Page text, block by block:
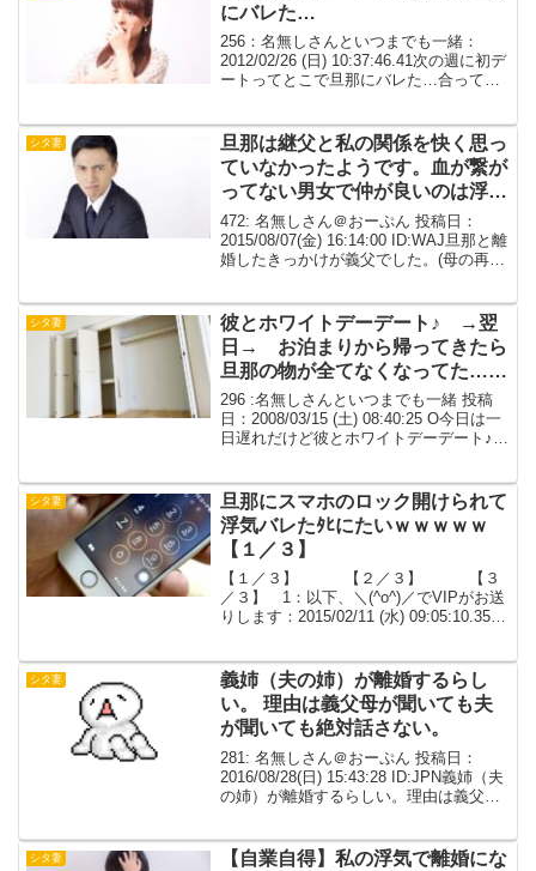
にバレた…
256：名無しさんといつまでも一緒：
2012/02/26 (日) 10:37:46.41次の週に初デ
ートってとこで旦那にバレた…合ってい
る…なんであんな男を好きになったの...
シタ妻
旦那は継父と私の関係を快く思っ
ていなかったようです。血が繋が
ってない男女で仲が良いのは浮気
と一緒らしい。
472: 名無しさん＠おーぷん 投稿日：
2015/08/07(金) 16:14:00 ID:WAJ旦那と離
婚したきっかけが義父でした。(母の再婚
かせていただきます。義...
シタ妻
彼とホワイトデーデート♪ →翌
日→ お泊まりから帰ってきたら
旦那の物が全てなくなってた…
【ワロタ】
296 :名無しさんといつまでも一緒 投稿
日：2008/03/15 (土) 08:40:25 O今日は一
日遅れだけど彼とホワイトデーデート♪旦
でも一緒 sage ...
シタ妻
旦那にスマホのロック開けられて
浮気バレたﾀﾋにたいｗｗｗｗｗ
【１／３】
【１／３】 【２／３】 【３
／３】 1：以下、＼(^o^)／でVIPがお送
りします：2015/02/11 (水) 09:05:10.35
ルで吐き...
シタ妻
義姉（夫の姉）が離婚するらし
い。 理由は義父母が聞いても夫
が聞いても絶対話さない。
281: 名無しさん＠おーぷん 投稿日：
2016/08/28(日) 15:43:28 ID:JPN義姉（夫
の姉）が離婚するらしい。理由は義父母
こともあるだろうなぁと思っ...
シタ妻
【自業自得】私の浮気で離婚にな